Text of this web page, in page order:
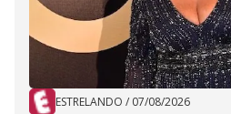
ESTRELANDO / 07/08/2026